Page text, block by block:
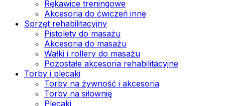
Rękawice treningowe
Akcesoria do ćwiczeń inne
Sprzęt rehabilitacyjny
Pistolety do masażu
Akcesoria do masażu
Wałki i rollery do masażu
Pozostałe akcesoria rehabilitacyjne
Torby i plecaki
Torby na żywność i akcesoria
Torby na siłownię
Plecaki